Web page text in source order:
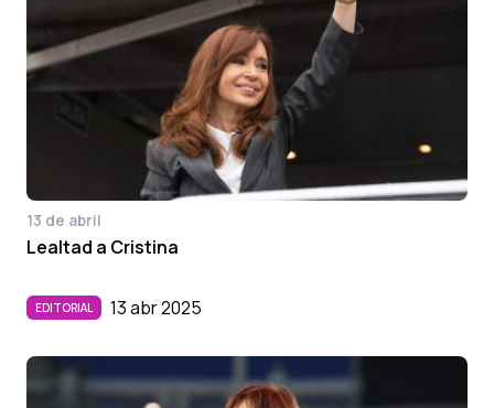
13 de abril
Lealtad a Cristina
EDITORIAL 13 abr 2025